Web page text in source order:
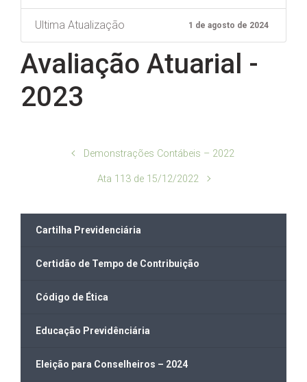
Ultima Atualização 1 de agosto de 2024
Avaliação Atuarial -
2023
Demonstrações Contábeis – 2022
Ata 113 de 15/12/2022
Cartilha Previdenciária
Certidão de Tempo de Contribuição
Código de Ética
Educação Previdênciária
Eleição para Conselheiros – 2024